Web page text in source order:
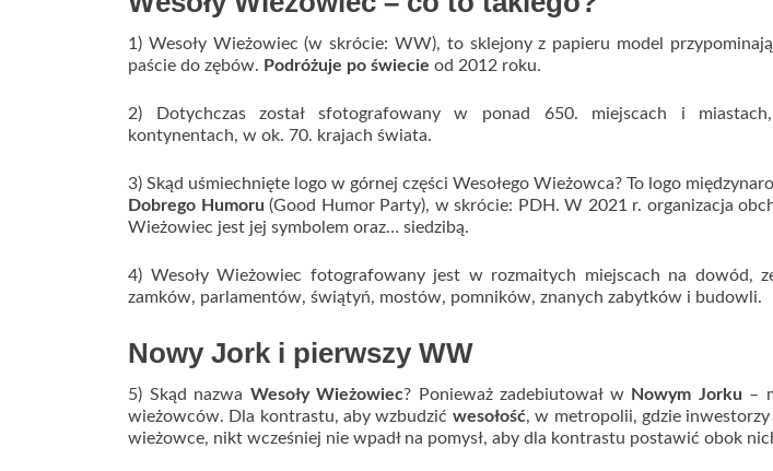
1) Wesoły Wieżowiec (w skrócie: WW), to sklejony z papieru model
paście do zębów. Podróżuje po świecie od 2012 roku.
2) Dotychczas został sfotografowany w ponad 650. miejscach i
kontynentach, w ok. 70. krajach świata.
3) Skąd uśmiechnięte logo w górnej części Wesołego Wieżowca? To logo
Dobrego Humoru (Good Humor Party), w skrócie: PDH. W 2021 r. organizacja
Wieżowiec jest jej symbolem oraz… siedzibą.
4) Wesoły Wieżowiec fotografowany jest w rozmaitych miejscach na dowód,
zamków, parlamentów, świątyń, mostów, pomników, znanych zabytków i budowli.
Nowy Jork i pierwszy WW
5) Skąd nazwa Wesoły Wieżowiec? Ponieważ zadebiutował w Nowym Jorku –
wieżowców. Dla kontrastu, aby wzbudzić wesołość, w metropolii, gdzie
wieżowce, nikt wcześniej nie wpadł na pomysł, aby dla kontrastu postawić obok